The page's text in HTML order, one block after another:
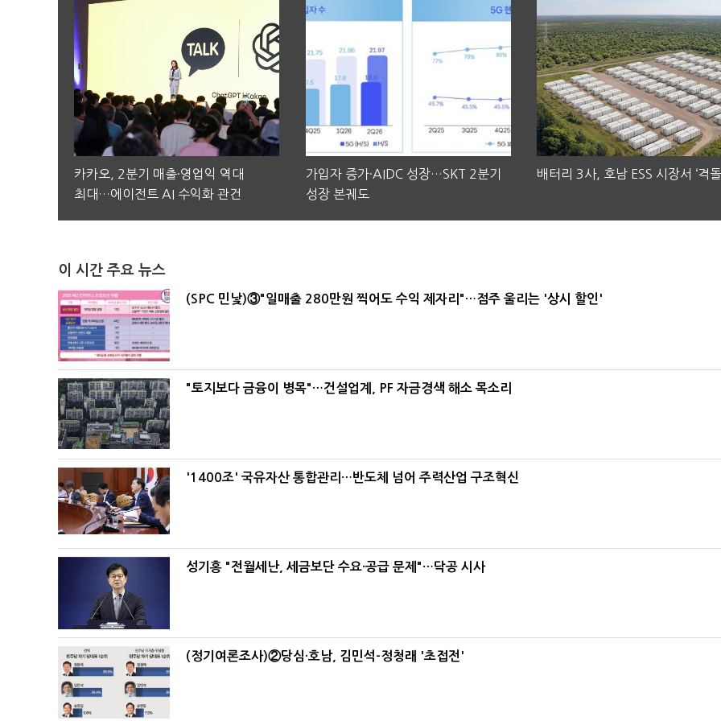
카카오, 2분기 매출·영업익 역대
최대…에이전트 AI 수익화 관건
가입자 증가·AIDC 성장…SKT 2분기
성장 본궤도
배터리 3사, 호남 ESS 시장서 ‘격돌
이 시간 주요 뉴스
(SPC 민낯)③"일매출 280만원 찍어도 수익 제자리"…점주 울리는 '상시 할인'
"토지보다 금융이 병목"…건설업계, PF 자금경색 해소 목소리
'1400조' 국유자산 통합관리…반도체 넘어 주력산업 구조혁신
성기홍 "전월세난, 세금보단 수요·공급 문제"…닥공 시사
(정기여론조사)②당심·호남, 김민석-정청래 '초접전'